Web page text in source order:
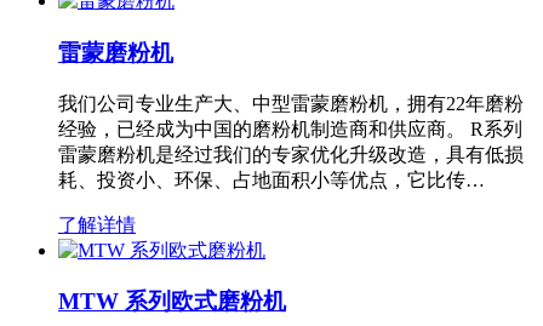
雷蒙磨粉机
我们公司专业生产大、中型雷蒙磨粉机，拥有22年磨粉
经验，已经成为中国的磨粉机制造商和供应商。 R系列
雷蒙磨粉机是经过我们的专家优化升级改造，具有低损
耗、投资小、环保、占地面积小等优点，它比传…
了解详情
MTW 系列欧式磨粉机